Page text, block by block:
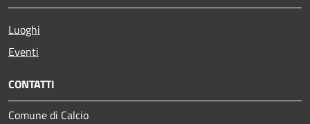
Luoghi
Eventi
CONTATTI
Comune di Calcio